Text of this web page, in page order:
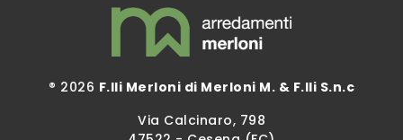
® 2026 F.lli Merloni di Merloni M. & F.lli S.n.c
Via Calcinaro, 798